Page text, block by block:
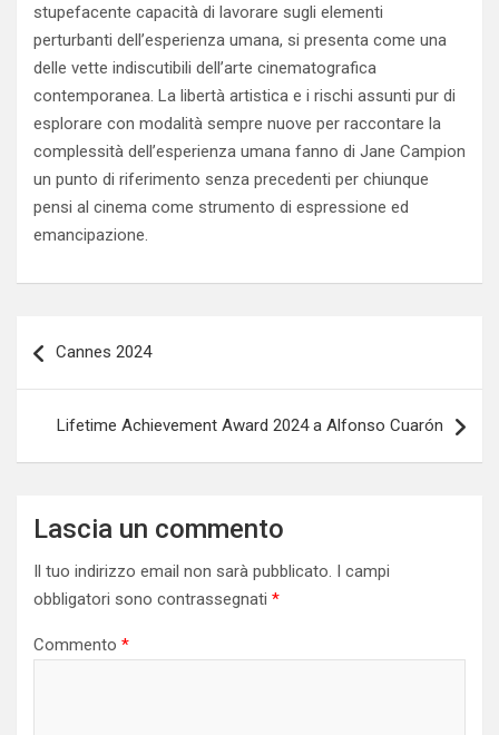
stupefacente capacità di lavorare sugli elementi
perturbanti dell’esperienza umana, si presenta come una
delle vette indiscutibili dell’arte cinematografica
contemporanea. La libertà artistica e i rischi assunti pur di
esplorare con modalità sempre nuove per raccontare la
complessità dell’esperienza umana fanno di Jane Campion
un punto di riferimento senza precedenti per chiunque
pensi al cinema come strumento di espressione ed
emancipazione.
articoli
Cannes 2024
Lifetime Achievement Award 2024 a Alfonso Cuarón
Lascia un commento
Il tuo indirizzo email non sarà pubblicato. I campi
obbligatori sono contrassegnati *
Commento *